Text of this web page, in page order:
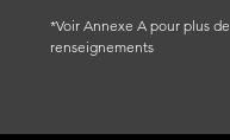
*Voir Annexe A pour plus de
renseignements